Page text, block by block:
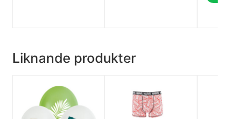
Liknande produkter